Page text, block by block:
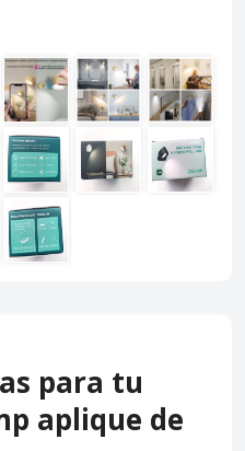
para tu
aplique de